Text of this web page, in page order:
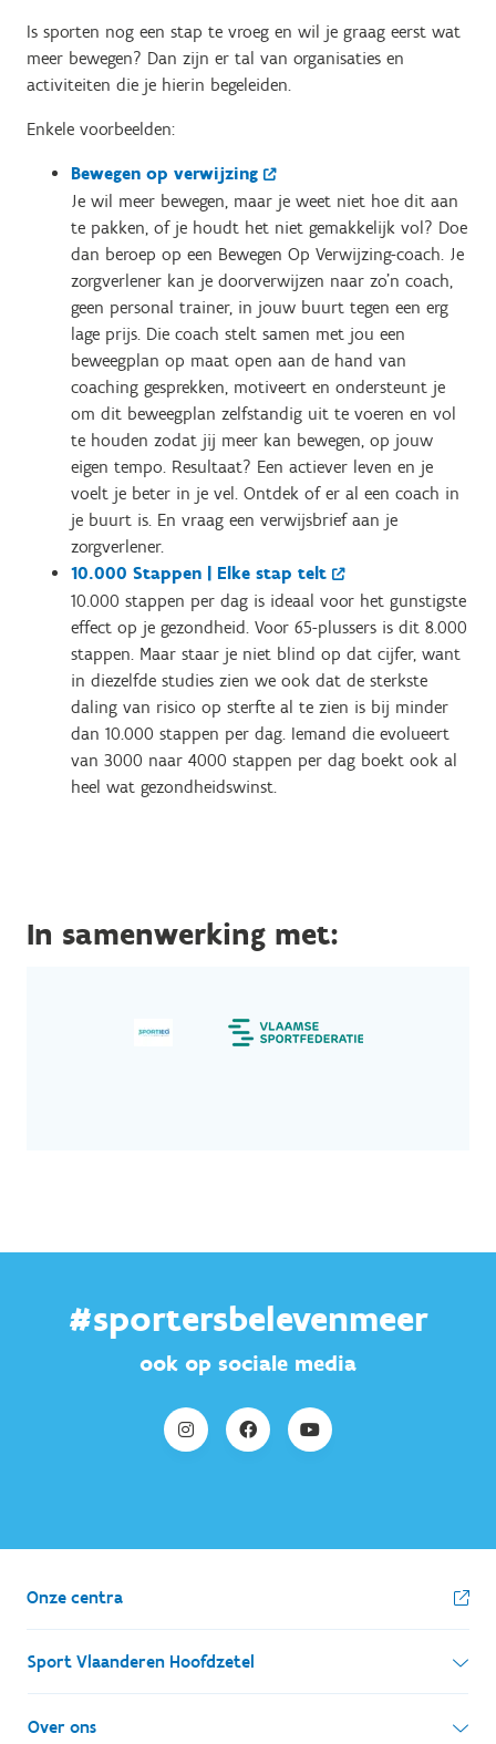
Is sporten nog een stap te vroeg en wil je graag eerst wat
meer bewegen? Dan zijn er tal van organisaties en
activiteiten die je hierin begeleiden.
Enkele voorbeelden:
Bewegen op verwijzing
Je wil meer bewegen, maar je weet niet hoe dit aan
te pakken, of je houdt het niet gemakkelijk vol? Doe
dan beroep op een Bewegen Op Verwijzing-coach. Je
zorgverlener kan je doorverwijzen naar zo'n coach,
geen personal trainer, in jouw buurt tegen een erg
lage prijs. Die coach stelt samen met jou een
beweegplan op maat open aan de hand van
coaching gesprekken, motiveert en ondersteunt je
om dit beweegplan zelfstandig uit te voeren en vol
te houden zodat jij meer kan bewegen, op jouw
eigen tempo. Resultaat? Een actiever leven en je
voelt je beter in je vel. Ontdek of er al een coach in
je buurt is. En vraag een verwijsbrief aan je
zorgverlener.
10.000 Stappen | Elke stap telt
10.000 stappen per dag is ideaal voor het gunstigste
effect op je gezondheid. Voor 65-plussers is dit 8.000
stappen. Maar staar je niet blind op dat cijfer, want
in diezelfde studies zien we ook dat de sterkste
daling van risico op sterfte al te zien is bij minder
dan 10.000 stappen per dag. Iemand die evolueert
van 3000 naar 4000 stappen per dag boekt ook al
heel wat gezondheidswinst.
In samenwerking met:
#sportersbelevenmeer
ook op sociale media
Onze centra
Sport Vlaanderen Hoofdzetel
Simon Bolivarlaan 17
Over ons